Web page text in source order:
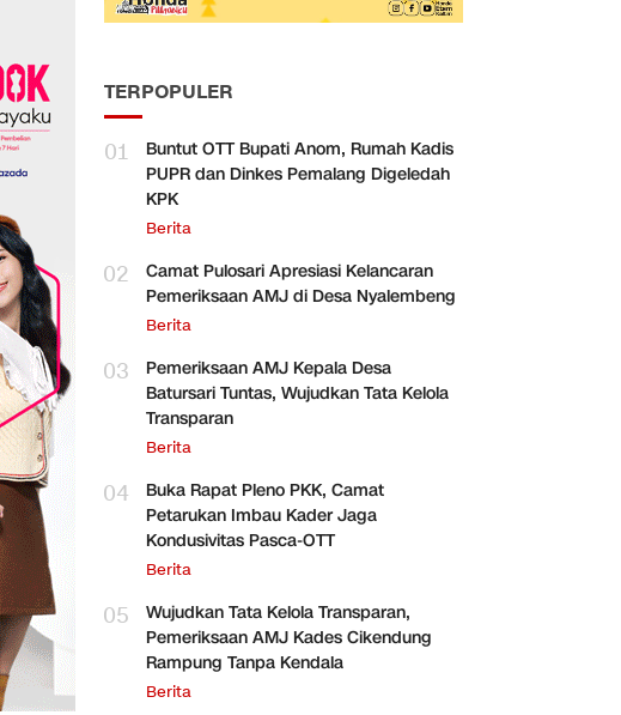
TERPOPULER
01
Buntut OTT Bupati Anom, Rumah Kadis
PUPR dan Dinkes Pemalang Digeledah
KPK
Berita
02
Camat Pulosari Apresiasi Kelancaran
Pemeriksaan AMJ di Desa Nyalembeng
Berita
03
Pemeriksaan AMJ Kepala Desa
Batursari Tuntas, Wujudkan Tata Kelola
Transparan
Berita
04
Buka Rapat Pleno PKK, Camat
Petarukan Imbau Kader Jaga
Kondusivitas Pasca-OTT
Berita
05
Wujudkan Tata Kelola Transparan,
Pemeriksaan AMJ Kades Cikendung
Rampung Tanpa Kendala
Berita